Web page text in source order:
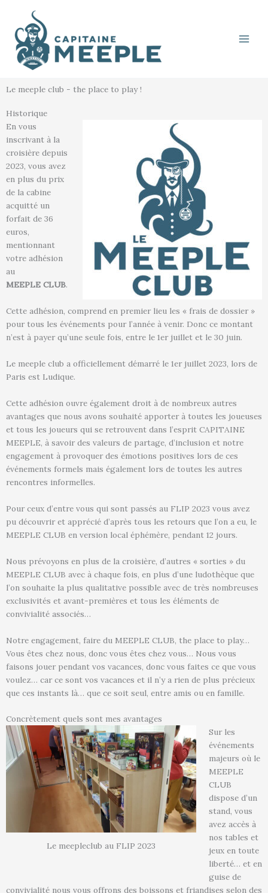
contenu
Le meeple club - the place to play !
Historique
En vous
inscrivant à la
croisière depuis
2023, vous avez
en plus du prix
de la cabine
acquitté un
forfait de 36
euros,
mentionnant
votre adhésion
au
MEEPLE CLUB.
Cette adhésion, comprend en premier lieu les « frais de dossier »
pour tous les événements pour l’année à venir. Donc ce montant
n’est à payer qu’une seule fois, entre le 1er juillet et le 30 juin.
Le meeple club a officiellement démarré le 1er juillet 2023, lors de
Paris est Ludique.
Cette adhésion ouvre également droit à de nombreux autres
avantages que nous avons souhaité apporter à toutes les joueuses
et tous les joueurs qui se retrouvent dans l’esprit CAPITAINE
MEEPLE, à savoir des valeurs de partage, d’inclusion et notre
engagement à provoquer des émotions positives lors de ces
événements formels mais également lors de toutes les autres
rencontres informelles.
Pour ceux d’entre vous qui sont passés au FLIP 2023 vous avez
pu découvrir et apprécié d’après tous les retours que l’on a eu, le
MEEPLE CLUB en version local éphémère, pendant 12 jours.
Nous prévoyons en plus de la croisière, d’autres « sorties » du
MEEPLE CLUB avec à chaque fois, en plus d’une ludothèque que
l’on souhaite la plus qualitative possible avec de très nombreuses
exclusivités et avant-premières et tous les éléments de
convivialité associés…
Notre engagement, faire du MEEPLE CLUB, the place to play…
Vous êtes chez nous, donc vous êtes chez vous… Nous vous
faisons jouer pendant vos vacances, donc vous faites ce que vous
voulez… car ce sont vos vacances et il n’y a rien de plus précieux
que ces instants là… que ce soit seul, entre amis ou en famille.
Concrètement quels sont mes avantages
Le meepleclub au FLIP 2023
Sur les
événements
majeurs où le
MEEPLE
CLUB
dispose d’un
stand, vous
avez accès à
nos tables et
jeux en toute
liberté… et en
guise de
convivialité nous vous offrons des boissons et friandises selon des